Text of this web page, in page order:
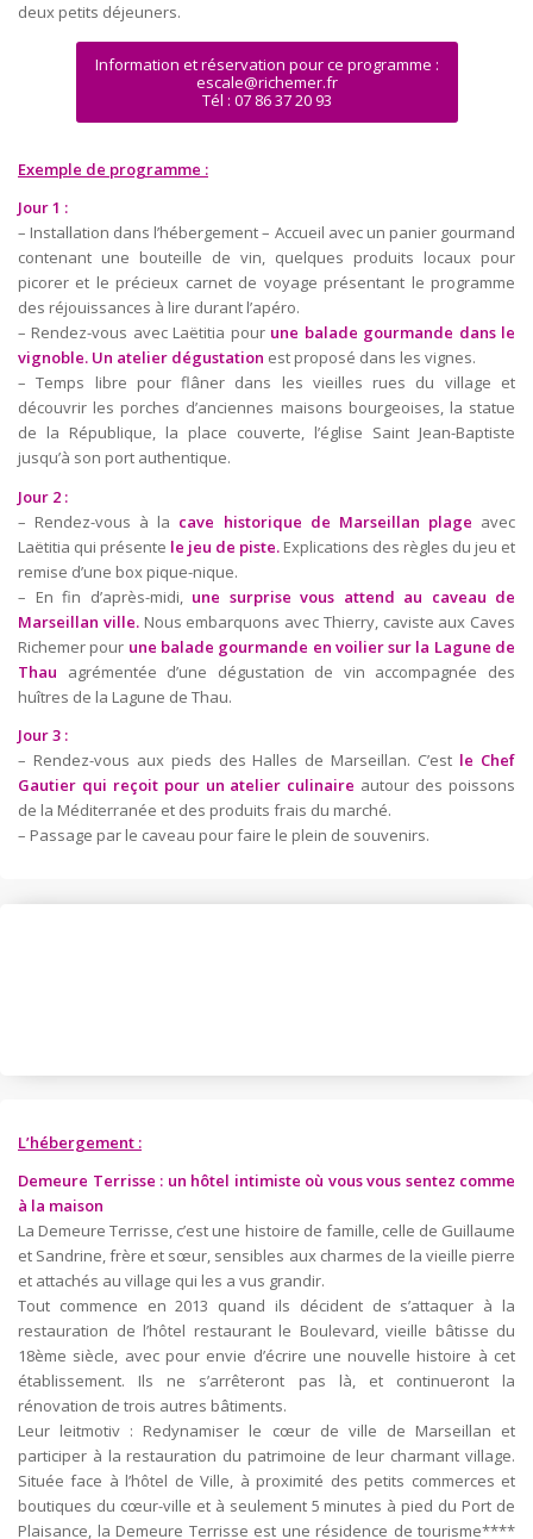
deux petits déjeuners.
Information et réservation pour ce programme :
escale@richemer.fr
Tél : 07 86 37 20 93
Exemple de programme :
Jour 1 :
– Installation dans l’hébergement – Accueil avec un panier gourmand
contenant une bouteille de vin, quelques produits locaux pour
picorer et le précieux carnet de voyage présentant le programme
des réjouissances à lire durant l’apéro.
– Rendez-vous avec Laëtitia pour une balade gourmande dans le
vignoble. Un atelier dégustation est proposé dans les vignes.
– Temps libre pour flâner dans les vieilles rues du village et
découvrir les porches d’anciennes maisons bourgeoises, la statue
de la République, la place couverte, l’église Saint Jean-Baptiste
jusqu’à son port authentique.
Jour 2 :
– Rendez-vous à la cave historique de Marseillan plage avec
Laëtitia qui présente le jeu de piste. Explications des règles du jeu et
remise d’une box pique-nique.
– En fin d’après-midi, une surprise vous attend au caveau de
Marseillan ville.Nous embarquons avec Thierry, caviste aux Caves
Richemer pour une balade gourmande en voilier sur la Lagune de
Thau agrémentée d’une dégustation de vin accompagnée des
huîtres de la Lagune de Thau.
Jour 3 :
– Rendez-vous aux pieds des Halles de Marseillan. C’est le Chef
Gautier qui reçoit pour un atelier culinaire autour des poissons
de la Méditerranée et des produits frais du marché.
– Passage par le caveau pour faire le plein de souvenirs.
L’hébergement :
Demeure Terrisse : un hôtel intimiste où vous vous sentez comme
à la maison
La Demeure Terrisse, c’est une histoire de famille, celle de Guillaume
et Sandrine, frère et sœur, sensibles aux charmes de la vieille pierre
et attachés au village qui les a vus grandir.
Tout commence en 2013 quand ils décident de s’attaquer à la
restauration de l’hôtel restaurant le Boulevard, vieille bâtisse du
18ème siècle, avec pour envie d’écrire une nouvelle histoire à cet
établissement. Ils ne s’arrêteront pas là, et continueront la
rénovation de trois autres bâtiments.
Leur leitmotiv : Redynamiser le cœur de ville de Marseillan et
participer à la restauration du patrimoine de leur charmant village.
Située face à l’hôtel de Ville, à proximité des petits commerces et
boutiques du cœur-ville et à seulement 5 minutes à pied du Port de
Plaisance, la Demeure Terrisse est une résidence de tourisme****